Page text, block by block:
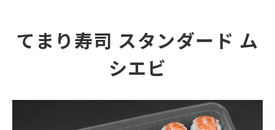
てまり寿司 スタンダード ム
シエビ